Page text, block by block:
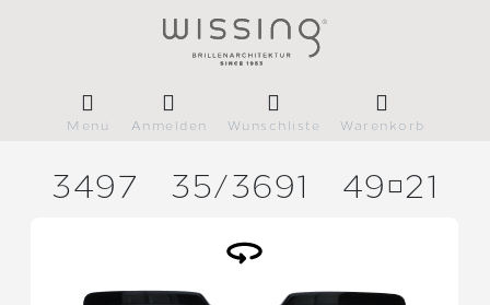
Menü Anmelden Wunschliste Warenkorb
3497 35/3691 4921